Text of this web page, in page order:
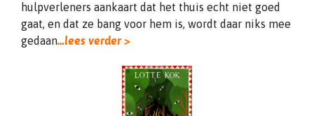
hulpverleners aankaart dat het thuis echt niet goed
gaat, en dat ze bang voor hem is, wordt daar niks mee
gedaan…lees verder >